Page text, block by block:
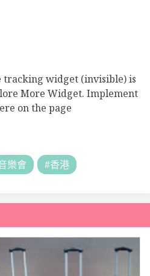
tracking widget (invisible) is
More Widget. Implement
on the page
樂會 #香港